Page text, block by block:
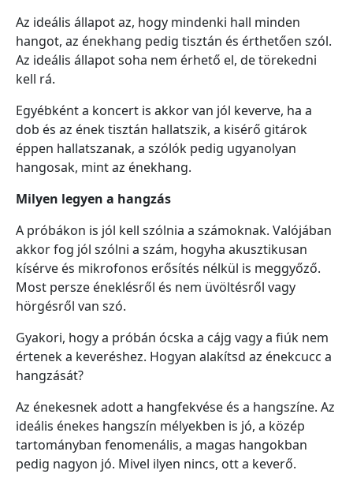
Az ideális állapot az, hogy mindenki hall minden
hangot, az énekhang pedig tisztán és érthetően szól.
Az ideális állapot soha nem érhető el, de törekedni
kell rá.
Egyébként a koncert is akkor van jól keverve, ha a
dob és az ének tisztán hallatszik, a kisérő gitárok
éppen hallatszanak, a szólók pedig ugyanolyan
hangosak, mint az énekhang.
Milyen legyen a hangzás
A próbákon is jól kell szólnia a számoknak. Valójában
akkor fog jól szólni a szám, hogyha akusztikusan
kísérve és mikrofonos erősítés nélkül is meggyőző.
Most persze éneklésről és nem üvöltésről vagy
hörgésről van szó.
Gyakori, hogy a próbán ócska a cájg vagy a fiúk nem
értenek a keveréshez. Hogyan alakítsd az énekcucc a
hangzását?
Az énekesnek adott a hangfekvése és a hangszíne. Az
ideális énekes hangszín mélyekben is jó, a közép
tartományban fenomenális, a magas hangokban
pedig nagyon jó. Mivel ilyen nincs, ott a keverő.